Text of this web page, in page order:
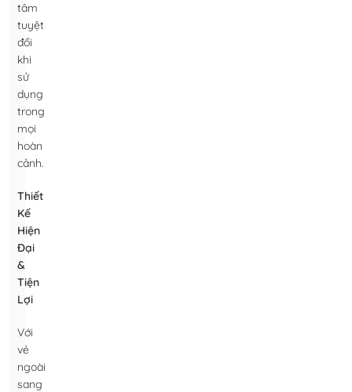
tâm
tuyệt
đối
khi
sử
dụng
trong
mọi
hoàn
cảnh.
Thiết
Kế
Hiện
Đại
&
Tiện
Lợi
Với
vẻ
ngoài
sang